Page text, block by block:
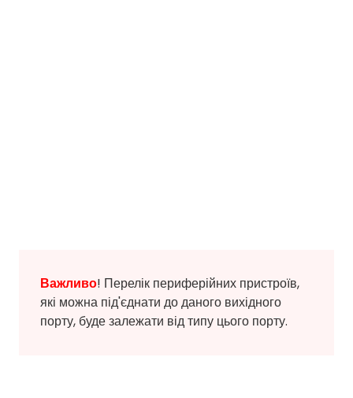
Важливо! Перелік периферійних пристроїв,
які можна під'єднати до даного вихідного
порту, буде залежати від типу цього порту.